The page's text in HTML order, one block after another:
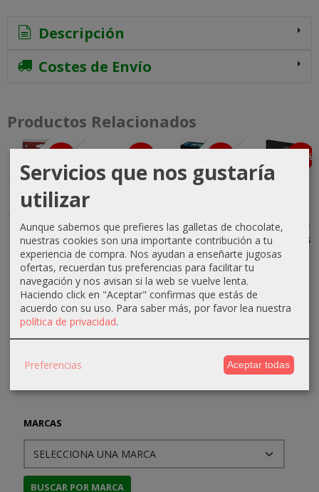
MARCAS
Descripción
Costes de Envío
Productos Relacionados
Agotado
Defensores
de Gondor -
Mazo de
Inicio
16,49 €
21,99 €
Lata Guerra
del Anillo -
Rey Brujo
18,00 €
20,00 €
Agotado
La
Tripulación:
Misión Mar
Profundo
12,75 €
15,00 €
-10 %
Los Cinco
Escalones
22,46 €
Servicios que nos gustaría
utilizar
Aunque sabemos que prefieres las galletas de chocolate,
nuestras cookies son una importante contribución a tu
experiencia de compra. Nos ayudan a enseñarte jugosas
ofertas, recuerdan tus preferencias para facilitar tu
navegación y nos avisan si la web se vuelve lenta.
Haciendo click en "Aceptar" confirmas que estás de
acuerdo con su uso. Para saber más, por favor lea nuestra
política de privacidad.
Preferencias Aceptar todas